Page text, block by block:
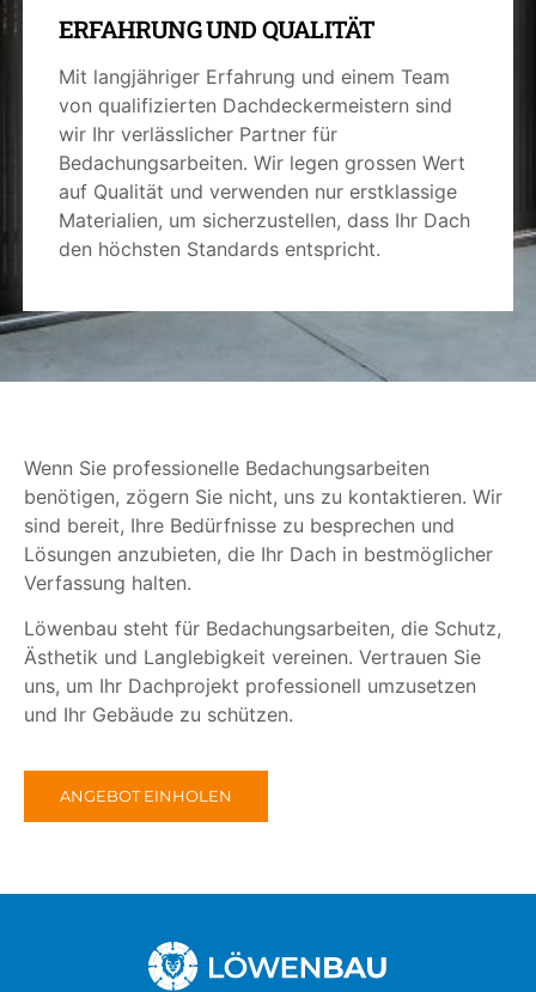
ERFAHRUNG UND QUALITÄT
Mit langjähriger Erfahrung und einem Team
von qualifizierten Dachdeckermeistern sind
wir Ihr verlässlicher Partner für
Bedachungsarbeiten. Wir legen grossen Wert
auf Qualität und verwenden nur erstklassige
Materialien, um sicherzustellen, dass Ihr Dach
den höchsten Standards entspricht.
Wenn Sie professionelle Bedachungsarbeiten
benötigen, zögern Sie nicht, uns zu kontaktieren. Wir
sind bereit, Ihre Bedürfnisse zu besprechen und
Lösungen anzubieten, die Ihr Dach in bestmöglicher
Verfassung halten.
Löwenbau steht für Bedachungsarbeiten, die Schutz,
Ästhetik und Langlebigkeit vereinen. Vertrauen Sie
uns, um Ihr Dachprojekt professionell umzusetzen
und Ihr Gebäude zu schützen.
ANGEBOT EINHOLEN